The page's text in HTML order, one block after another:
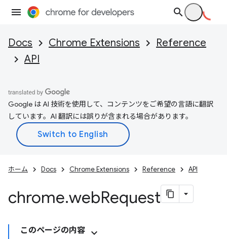
Docs Chrome Extensions
Reference
API
Google は AI 技術を使用して、コンテンツをご希望の言語に翻訳
しています。AI 翻訳には誤りが含まれる場合があります。
ホーム Docs Chrome Extensions Reference API
chrome.webRequest
このページの内容